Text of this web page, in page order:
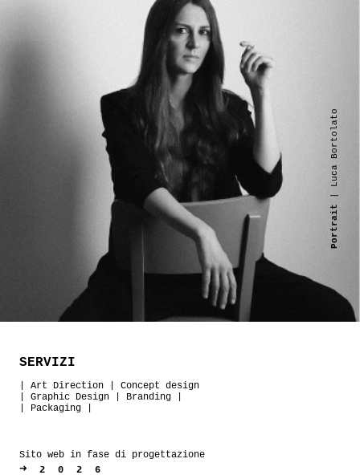
SERVIZI
Art Direction
Concept design
Graphic Design Branding
Packaging
Sito web in fase di progettazione
➜ 2026
Portrait
| Luca Bortolato